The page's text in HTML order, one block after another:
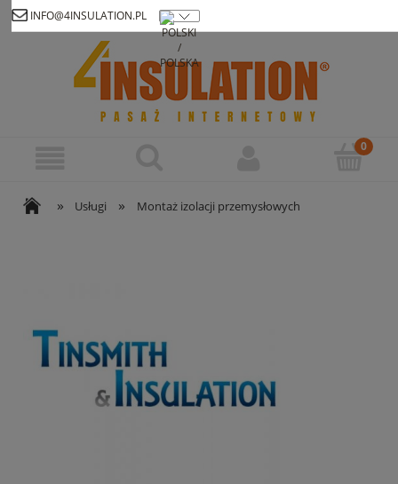
INFO@4INSULATION.PL
Zarejestruj się
» Usługi » Montaż izolacji przemysłowych